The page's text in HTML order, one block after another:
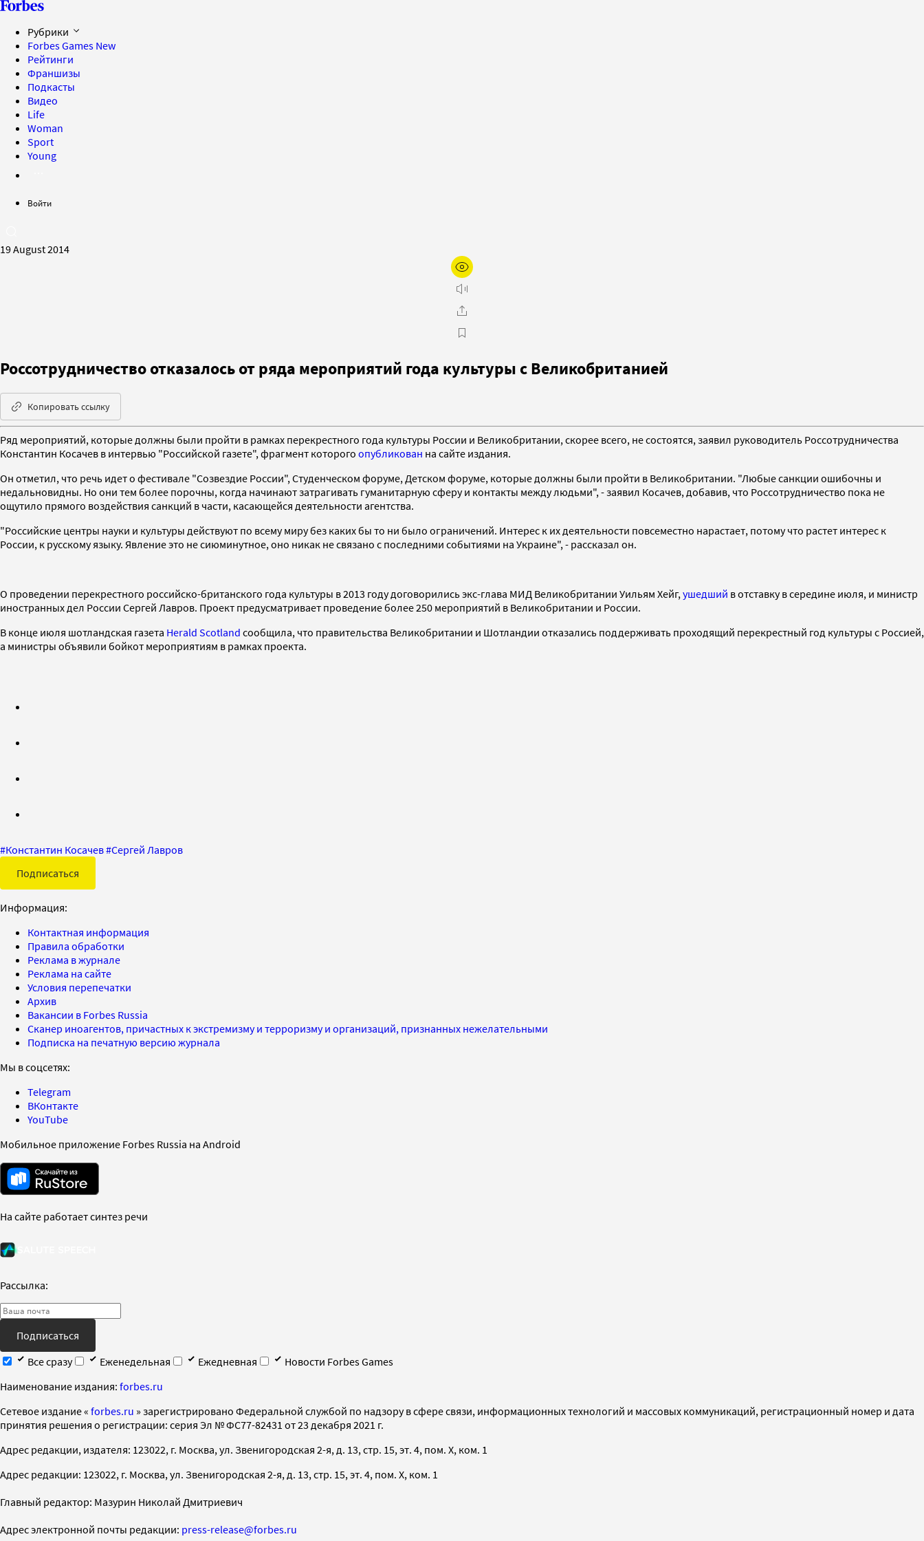
Рубрики
Forbes Games New
Рейтинги
Франшизы
Подкасты
Видео
Life
Woman
Sport
Young
Войти
19 August 2014
Россотрудничество отказалось от ряда мероприятий года культуры с Великобританией
Копировать ссылку
Ряд мероприятий, которые должны были пройти в рамках перекрестного года культуры России и Великобритании, скорее всего, не состоятся, заявил руководитель Россотрудничества
Константин Косачев в интервью "Российской газете", фрагмент которого опубликован на сайте издания.
Он отметил, что речь идет о фестивале "Созвездие России", Студенческом форуме, Детском форуме, которые должны были пройти в Великобритании. "Любые санкции ошибочны и
недальновидны. Но они тем более порочны, когда начинают затрагивать гуманитарную сферу и контакты между людьми", - заявил Косачев, добавив, что Россотрудничество пока не
ощутило прямого воздействия санкций в части, касающейся деятельности агентства.
"Российские центры науки и культуры действуют по всему миру без каких бы то ни было ограничений. Интерес к их деятельности повсеместно нарастает, потому что растет интерес к
России, к русскому языку. Явление это не сиюминутное, оно никак не связано с последними событиями на Украине", - рассказал он.
О проведении перекрестного российско-британского года культуры в 2013 году договорились экс-глава МИД Великобритании Уильям Хейг, ушедший в отставку в середине июля, и министр
иностранных дел России Сергей Лавров. Проект предусматривает проведение более 250 мероприятий в Великобритании и России.
В конце июля шотландская газета Herald Scotland сообщила, что правительства Великобритании и Шотландии отказались поддерживать проходящий перекрестный год культуры с Россией,
а министры объявили бойкот мероприятиям в рамках проекта.
#Константин Косачев#Сергей Лавров
Подписаться
Информация:
Контактная информация
Правила обработки
Реклама в журнале
Реклама на сайте
Условия перепечатки
Архив
Вакансии в Forbes Russia
Сканер иноагентов, причастных к экстремизму и терроризму и организаций, признанных нежелательными
Подписка на печатную версию журнала
Мы в соцсетях:
Telegram
ВКонтакте
YouTube
Мобильное приложение Forbes Russia на Android
На сайте работает синтез речи
Рассылка:
Подписаться
Все сразу
Еженедельная Ежедневная
Новости Forbes Games
Наименование издания: forbes.ru
Cетевое издание « forbes.ru » зарегистрировано Федеральной службой по надзору в сфере связи, информационных технологий и массовых коммуникаций, регистрационный номер и дата
принятия решения о регистрации: серия Эл № ФС77-82431 от 23 декабря 2021 г.
Адрес редакции, издателя: 123022, г. Москва, ул. Звенигородская 2-я, д. 13, стр. 15, эт. 4, пом. X, ком. 1
Адрес редакции: 123022, г. Москва, ул. Звенигородская 2-я, д. 13, стр. 15, эт. 4, пом. X, ком. 1
Главный редактор: Мазурин Николай Дмитриевич
Адрес электронной почты редакции: press-release@forbes.ru